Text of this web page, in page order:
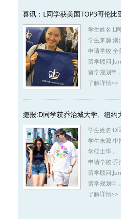
喜讯：L同学获美国TOP3哥伦比
学生姓名:L
学生来源:浙
申请学校:全
留学顾问:
留学规划申…
了解详情>>
捷报:D同学获乔治城大学、纽约
学生姓名:D
学生来源:中
学硕士毕…
申请学校:乔
留学顾问:
留学规划申…
了解详情>>